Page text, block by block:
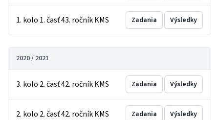
1. kolo 1. časť 43. ročník KMS Zadania Výsledky
2020 / 2021
3. kolo 2. časť 42. ročník KMS Zadania Výsledky
2. kolo 2. časť 42. ročník KMS Zadania Výsledky